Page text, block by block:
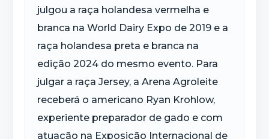
julgou a raça holandesa vermelha e
branca na World Dairy Expo de 2019 e a
raça holandesa preta e branca na
edição 2024 do mesmo evento. Para
julgar a raça Jersey, a Arena Agroleite
receberá o americano Ryan Krohlow,
experiente preparador de gado e com
atuação na Exposição Internacional de